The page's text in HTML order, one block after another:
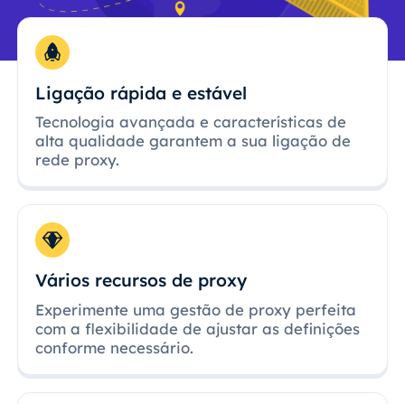
Ligação rápida e estável
Tecnologia avançada e características de
alta qualidade garantem a sua ligação de
rede proxy.
Vários recursos de proxy
Experimente uma gestão de proxy perfeita
com a flexibilidade de ajustar as definições
conforme necessário.